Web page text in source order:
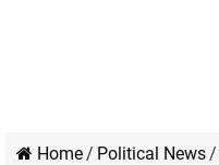
Home/ Political News/